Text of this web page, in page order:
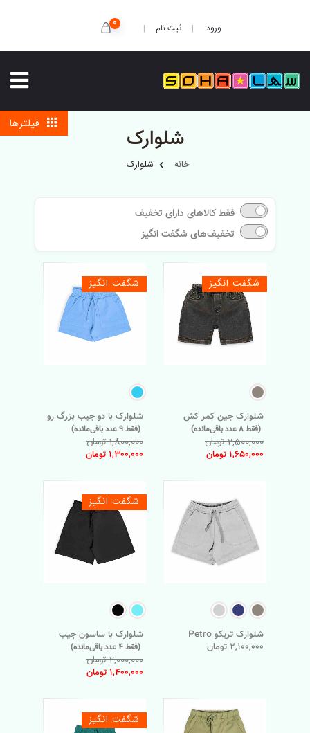
ورود ثبت نام 0
شلوارک
خانه شلوارک
فیلترها
فقط کالاهای دارای تخفیف
تخفیف‌های شگفت انگیز
شگفت انگیز
شلوارک جین کمر کش
(فقط 8 عدد باقی‌مانده)
2,500,000 تومان
1,650,000 تومان
شگفت انگیز
شلوارک با دو جیب بزرگ رو
(فقط 9 عدد باقی‌مانده)
1,800,000 تومان
1,300,000 تومان
شلوارک تریکو Petro
2,100,000 تومان
شگفت انگیز
شلوارک با ساسون جیب
(فقط 4 عدد باقی‌مانده)
2,000,000 تومان
1,400,000 تومان
شگفت انگیز